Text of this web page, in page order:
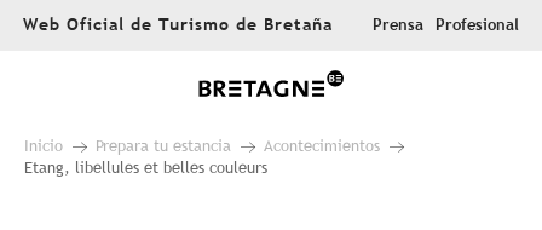
AllerWeb Oficial de Turismo de Bretaña Prensa Profesional
Inicio Prepara tu estancia
Acontecimientos
Etang, libellules et belles couleurs